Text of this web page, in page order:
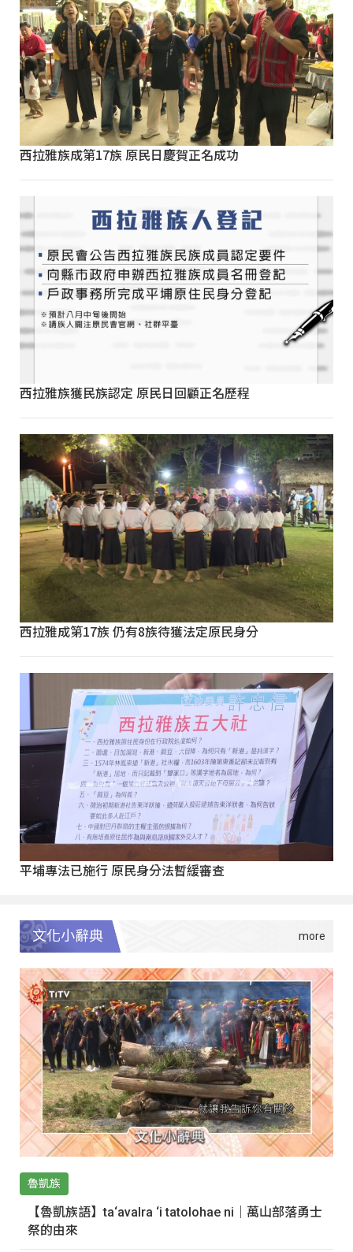
西拉雅族成第17族 原民日慶賀正名成功
西拉雅族獲民族認定 原民日回顧正名歷程
西拉雅成第17族 仍有8族待獲法定原民身分
平埔專法已施行 原民身分法暫緩審查
文化小辭典
魯凱族
【魯凱族語】ta‘avalra ‘i tatolohae ni｜萬山部落勇士
祭的由來